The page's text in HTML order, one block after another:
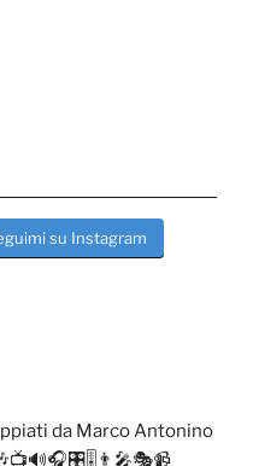
su Instagram
da Marco Antonino